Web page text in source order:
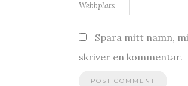
Webbplats
Spara mitt namn,
skriver en kommentar.